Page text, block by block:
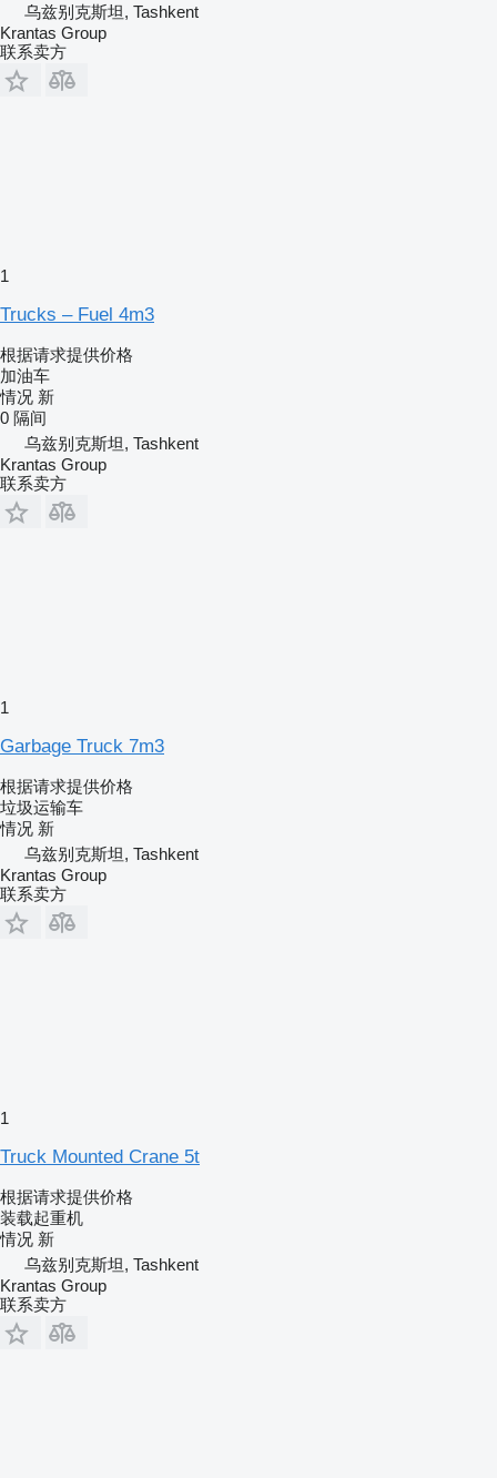
乌兹别克斯坦, Tashkent
Krantas Group
联系卖方
1
Trucks – Fuel 4m3
根据请求提供价格
加油车
情况 新
0 隔间
乌兹别克斯坦, Tashkent
Krantas Group
联系卖方
1
Garbage Truck 7m3
根据请求提供价格
垃圾运输车
情况 新
乌兹别克斯坦, Tashkent
Krantas Group
联系卖方
1
Truck Mounted Crane 5t
根据请求提供价格
装载起重机
情况 新
乌兹别克斯坦, Tashkent
Krantas Group
联系卖方